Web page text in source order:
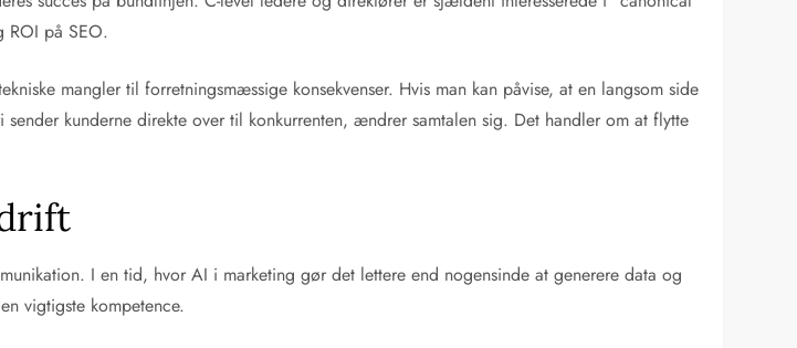
ROI på SEO.
mangler til forretningsmæssige konsekvenser. Hvis man kan påvise, at en langsom side
kunderne direkte over til konkurrenten, ændrer samtalen sig. Det handler om at flytte
I en tid, hvor AI i marketing gør det lettere end nogensinde at generere data og
vigtigste kompetence.